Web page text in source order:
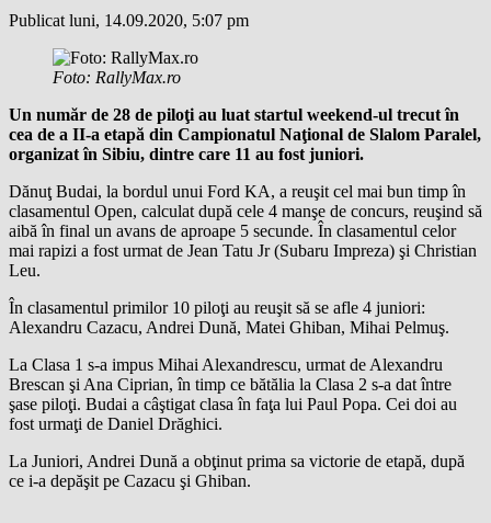
Publicat luni, 14.09.2020, 5:07 pm
Foto: RallyMax.ro
Un număr de 28 de piloţi au luat startul weekend-ul trecut în
cea de a II-a etapă din Campionatul Naţional de Slalom Paralel,
organizat în Sibiu, dintre care 11 au fost juniori.
Dănuţ Budai, la bordul unui Ford KA, a reuşit cel mai bun timp în
clasamentul Open, calculat după cele 4 manşe de concurs, reuşind să
aibă în final un avans de aproape 5 secunde. În clasamentul celor
mai rapizi a fost urmat de Jean Tatu Jr (Subaru Impreza) şi Christian
Leu.
În clasamentul primilor 10 piloţi au reuşit să se afle 4 juniori:
Alexandru Cazacu, Andrei Dună, Matei Ghiban, Mihai Pelmuş.
La Clasa 1 s-a impus Mihai Alexandrescu, urmat de Alexandru
Brescan şi Ana Ciprian, în timp ce bătălia la Clasa 2 s-a dat între
şase piloţi. Budai a câştigat clasa în faţa lui Paul Popa. Cei doi au
fost urmaţi de Daniel Drăghici.
La Juniori, Andrei Dună a obţinut prima sa victorie de etapă, după
ce i-a depăşit pe Cazacu şi Ghiban.